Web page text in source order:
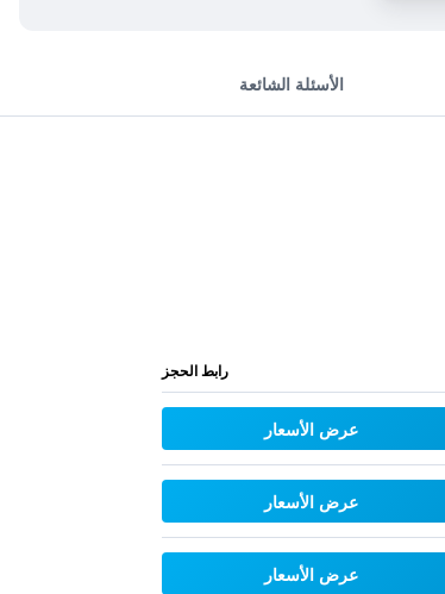
الأسئلة الشائعة
رابط الحجز
عرض الأسعار
عرض الأسعار
عرض الأسعار